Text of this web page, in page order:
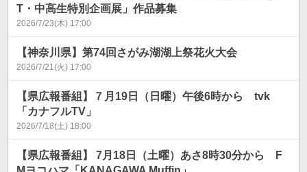
T・中高生特別企画展」作品募集
2026/7/23(木) 17:00
【神奈川県】第74回さがみ湖湖上祭花火大会
2026/7/21(火) 17:00
【県広報番組】７月19日（日曜）午後6時から tvk
「カナフルTV」
2026/7/18(土) 18:00
【県広報番組】 7月18日（土曜）あさ8時30分から F